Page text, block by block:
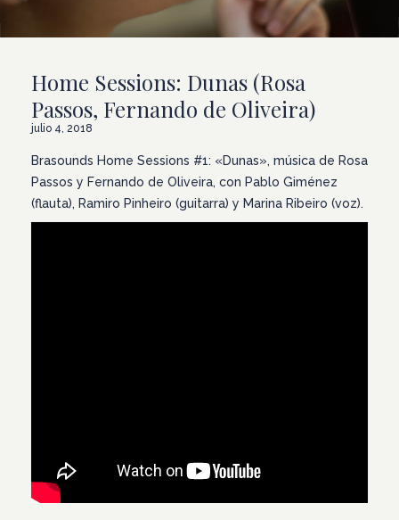
Home Sessions: Dunas (Rosa
Passos, Fernando de Oliveira)
julio 4, 2018
Brasounds Home Sessions #1: «Dunas», música de Rosa
Passos y Fernando de Oliveira, con Pablo Giménez
(flauta), Ramiro Pinheiro (guitarra) y Marina Ribeiro (voz).